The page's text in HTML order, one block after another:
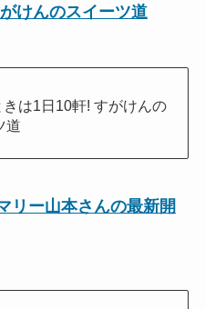
けんのスイーツ道
は1日10軒! すがけんの
道
リー山本さんの最新開